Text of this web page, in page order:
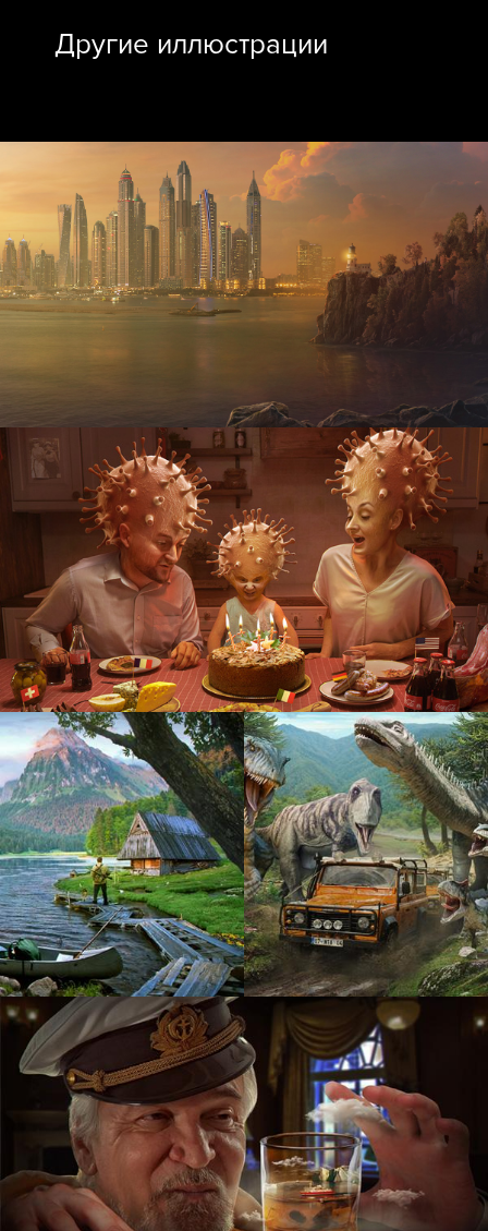
Другие иллюстрации